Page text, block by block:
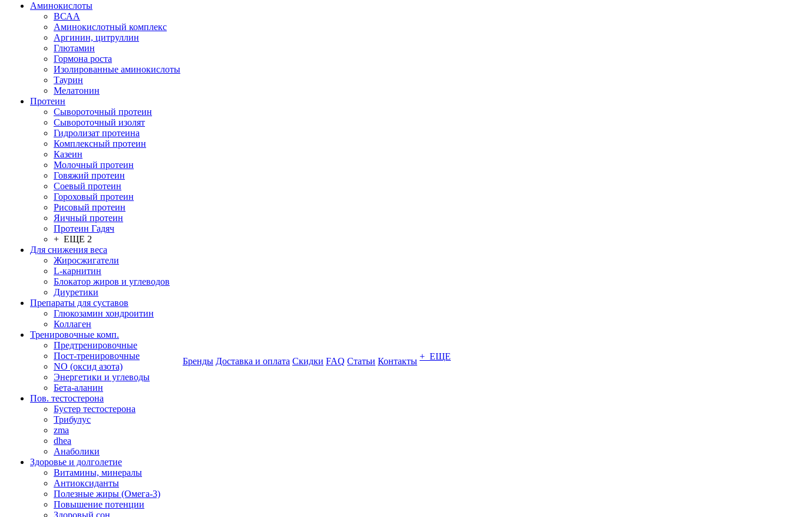
Аминокислоты
ВСАА
Аминокислотный комплекс
Аргинин, цитруллин
Глютамин
Гормона роста
Изолированные аминокислоты
Таурин
Мелатонин
Протеин
Сывороточный протеин
Сывороточный изолят
Гидролизат протеина
Комплексный протеин
Казеин
Молочный протеин
Говяжий протеин
Соевый протеин
Гороховый протеин
Рисовый протеин
Яичный протеин
Протеин Гадяч
+ ЕЩЕ 2
Для снижения веса
Жиросжигатели
L-карнитин
Блокатор жиров и углеводов
Диуретики
Препараты для суставов
Глюкозамин хондроитин
Коллаген
Тренировочные комп.
Предтренировочные
Пост-тренировочные
NO (оксид азота)
Энергетики и углеводы
Бета-аланин
Пов. тестостерона
Бустер тестостерона
Трибулус
zma
dhea
Анаболики
Здоровье и долголетие
Витамины, минералы
Антиоксиданты
Полезные жиры (Омега-3)
Повышение потенции
Здоровый сон
Бренды Доставка и оплата Скидки FAQ Статьи Контакты + ЕЩЕ